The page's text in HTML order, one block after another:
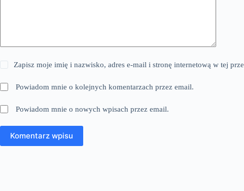
Zapisz moje imię i nazwisko, adres e-mail i stronę internetową w tej
Powiadom mnie o kolejnych komentarzach przez email.
Powiadom mnie o nowych wpisach przez email.
Komentarz wpisu